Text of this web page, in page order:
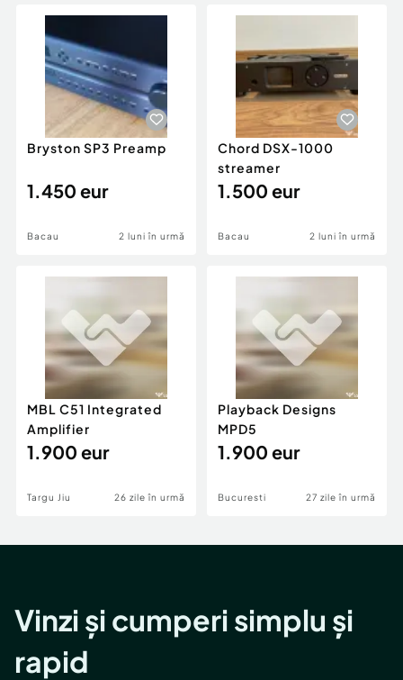
Animale de companie
Afaceri și echipamente profesionale
Inchiriere Bunuri si Vehicule
Utilaje agricole si industriale
Piese auto si accesorii
Dacia Duster
Bryston SP3 Preamp
1.450 eur
Bacau 2 luni în urmă
Chord DSX-1000
streamer
1.500 eur
Bacau 2 luni în urmă
MBL C51 Integrated
Amplifier
1.900 eur
Targu Jiu 26 zile în urmă
Playback Designs
MPD5
1.900 eur
Bucuresti 27 zile în urmă
Vinzi și cumperi simplu și
rapid